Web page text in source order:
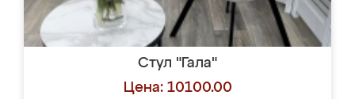
Стул "Гала"
Цена: 10100.00